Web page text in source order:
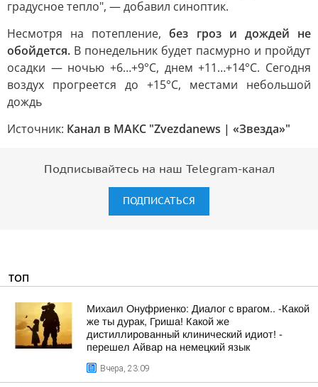
градусное тепло", — добавил синоптик.
Несмотря на потепление,без гроз и дождей не
обойдется. В понедельник будет пасмурно и пройдут
осадки — ночью +6…+9°С, днем +11…+14°С. Сегодня
воздух прогреется до +15°С, местами небольшой
дождь
Источник: Канал в МАКС "Zvezdanews | «Звезда»"
Подписывайтесь на наш Telegram-канал
ПОДПИСАТЬСЯ
ТОП
Михаил Онуфриенко: Диалог с врагом.. -Какой
же ты дурак, Гриша! Какой же
дистиллированный клинический идиот! -
перешел Айвар на немецкий язык
Вчера, 23:09